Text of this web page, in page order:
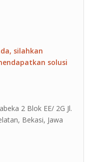
silahkan
solusi
2 Blok EE/ 2G Jl.
Bekasi, Jawa